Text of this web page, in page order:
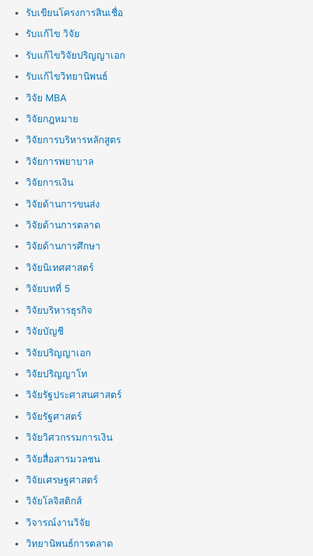
รับเขียนโครงการสินเชื่อ
รับแก้ไข วิจัย
รับแก้ไขวิจัยปริญญาเอก
รับแก้ไขวิทยานิพนธ์
วิจัย MBA
วิจัยกฎหมาย
วิจัยการบริหารหลักสูตร
วิจัยการพยาบาล
วิจัยการเงิน
วิจัยด้านการขนส่ง
วิจัยด้านการตลาด
วิจัยด้านการศึกษา
วิจัยนิเทศศาสตร์
วิจัยบทที่ 5
วิจัยบริหารธุรกิจ
วิจัยบัญชี
วิจัยปริญญาเอก
วิจัยปริญญาโท
วิจัยรัฐประศาสนศาสตร์
วิจัยรัฐศาสตร์
วิจัยวิศวกรรมการเงิน
วิจัยสื่อสารมวลชน
วิจัยเศรษฐศาสตร์
วิจัยโลจิสติกส์
วิจารณ์งานวิจัย
วิทยานิพนธ์การตลาด